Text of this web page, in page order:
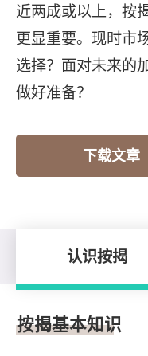
近两成或以上，按
更显重要。现时市
选择？面对未来的
做好准备？
下载文章
认识按揭
认识按揭
按揭基本知识